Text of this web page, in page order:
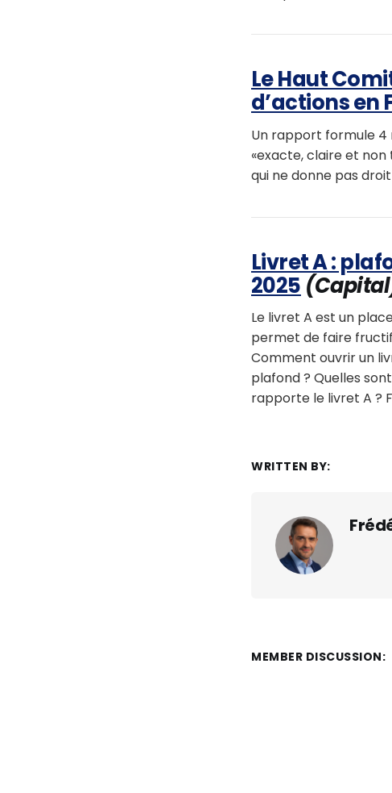
Le Haut
d’actions en
Un rapport formule 4
«exacte, claire et
qui ne donne pas
Livret A :
2025
Le livret A est un
permet de faire
Comment ouvrir un
plafond ? Quelles
rapporte le livret A ?
WRITTEN BY:
MEMBER DISCUSSION: